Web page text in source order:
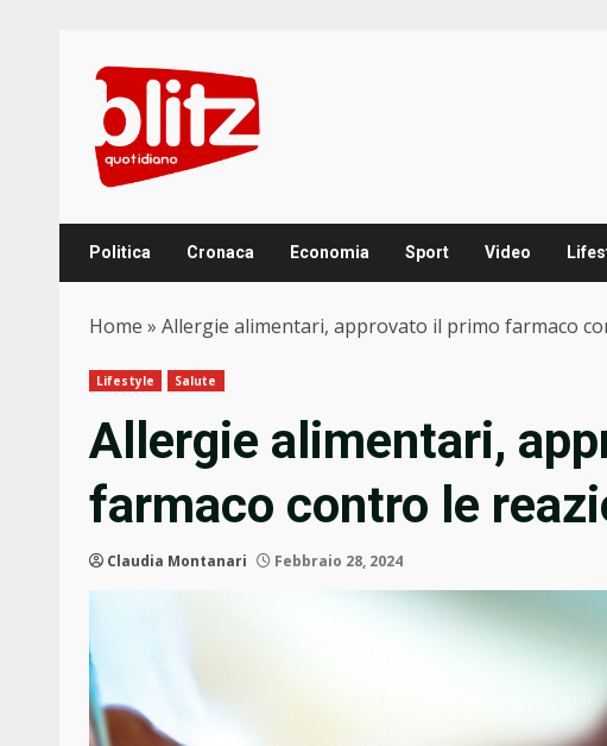
content
Politica Cronaca Economia Sport Video
Home » Allergie alimentari, approvato il primo farmaco
Lifestyle Salute
Allergie alimentari,
farmaco contro le
Claudia Montanari Febbraio 28, 2024